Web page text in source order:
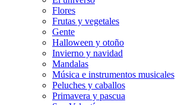
Frutas y vegetales
Halloween y otoño
Invierno y navidad
Flores
Frutas y vegetales
Gente
Halloween y otoño
Invierno y navidad
Mandalas
Música e instrumentos musicales
Peluches y caballos
Primavera y pascua